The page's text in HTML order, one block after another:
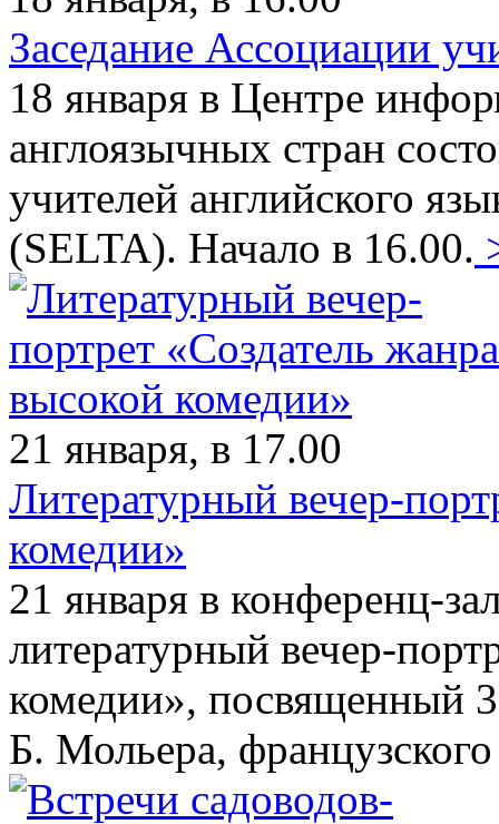
Заседание Ассоциации
18 января в Центре
англоязычных стран
учителей английского
(SELTA). Начало в 16.00.
21 января, в 17.00
Литературный вечер-
комедии»
21 января в конференц-
литературный вечер-
комедии», посвященный
Б. Мольера,